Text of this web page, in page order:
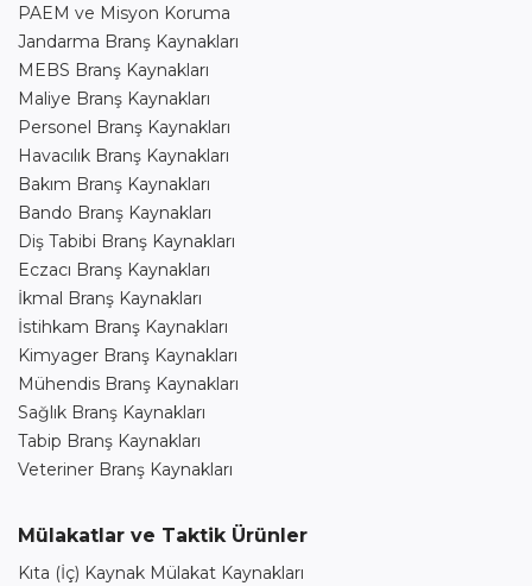
PAEM ve Misyon Koruma
Jandarma Branş Kaynakları
MEBS Branş Kaynakları
Maliye Branş Kaynakları
Personel Branş Kaynakları
Havacılık Branş Kaynakları
Bakım Branş Kaynakları
Bando Branş Kaynakları
Diş Tabibi Branş Kaynakları
Eczacı Branş Kaynakları
İkmal Branş Kaynakları
İstihkam Branş Kaynakları
Kimyager Branş Kaynakları
Mühendis Branş Kaynakları
Sağlık Branş Kaynakları
Tabip Branş Kaynakları
Veteriner Branş Kaynakları
Mülakatlar ve Taktik Ürünler
Kıta (İç) Kaynak Mülakat Kaynakları